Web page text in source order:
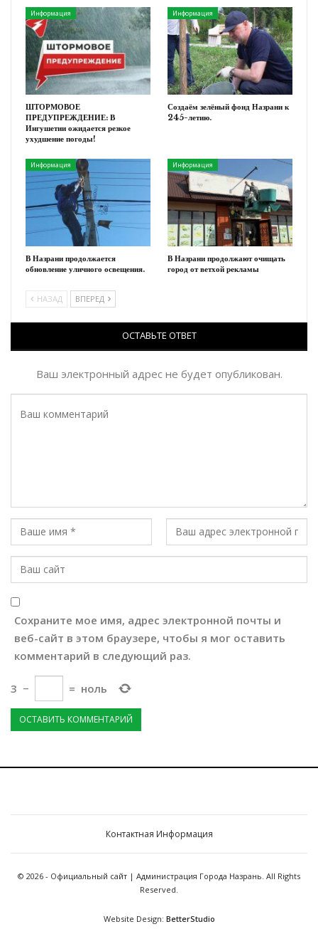
Информация
ШТОРМОВОЕ
ПРЕДУПРЕЖДЕНИЕ: В
Ингушетии ожидается резкое
ухудшение погоды!
Информация
Создаём зелёный фонд Назрани к
245-летию.
Информация
В Назрани продолжается
обновление уличного освещения.
Информация
В Назрани продолжают очищать
город от ветхой рекламы
НАЗАД ВПЕРЕД
ОСТАВЬТЕ ОТВЕТ
Ваш электронный адрес не будет опубликован.
Сохраните мое имя, адрес электронной почты и
веб-сайт в этом браузере, чтобы я мог оставить
комментарий в следующий раз.
3 − = ноль
Контактная Информация
© 2026 - Официальный сайт | Администрация Города Назрань. All Rights
Reserved.
Website Design: BetterStudio